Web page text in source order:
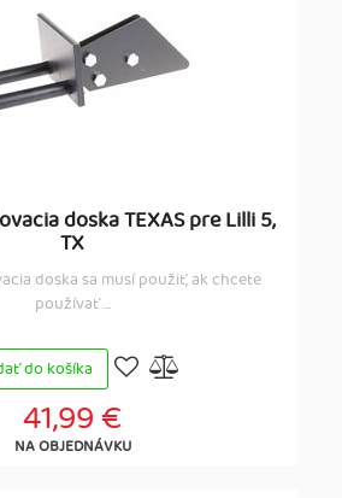
doska TEXAS pre Lilli 5,
TX
doska sa musí použiť, ak chcete
používať ...
do košíka
41,99 €
NA OBJEDNÁVKU